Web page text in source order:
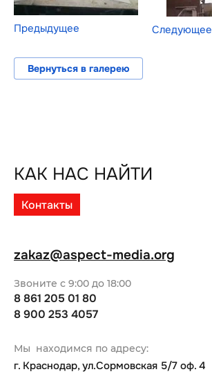
Предыдущее Следующее
Вернуться в галерею
КАК НАС НАЙТИ
Контакты
Мы находимся по адресу:
г. Краснодар, ул.Сормовская 5/7 оф. 4
Звоните с 9:00 до 18:00
8 861 205 01 80
8 900 253 4057
zakaz@aspect-media.org